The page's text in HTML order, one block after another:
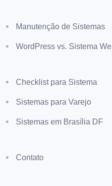
Manutenção de Sistemas
WordPress vs. Sistema
Checklist para Sistema
Sistemas para Varejo
Sistemas em Brasília DF
Contato